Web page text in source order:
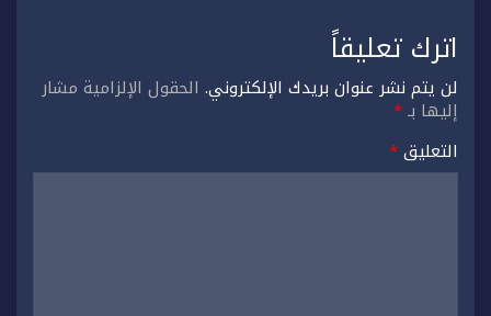
اترك تعليقاً
لن يتم نشر عنوان بريدك الإلكتروني. الحقول الإلزامية مشار
إليها بـ*
التعليق*